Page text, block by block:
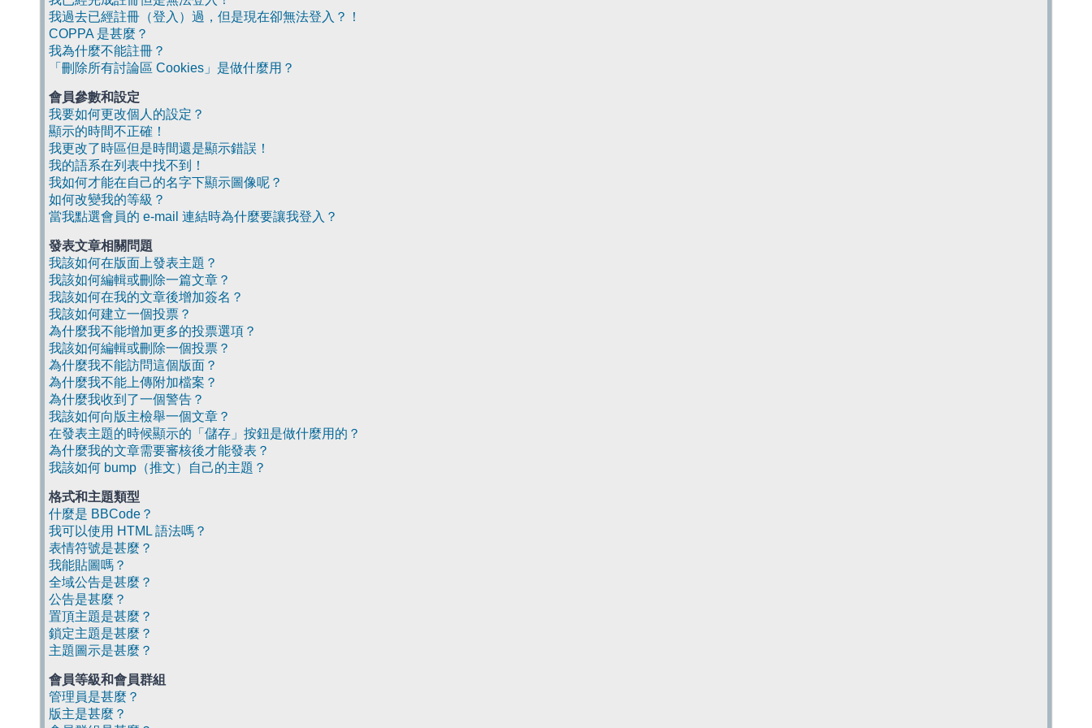
我過去已經註冊（登入）過，但是現在卻無法登入？！
COPPA 是甚麼？
我為什麼不能註冊？
「刪除所有討論區 Cookies」是做什麼用？
會員參數和設定
我要如何更改個人的設定？
顯示的時間不正確！
我更改了時區但是時間還是顯示錯誤！
我的語系在列表中找不到！
我如何才能在自己的名字下顯示圖像呢？
如何改變我的等級？
當我點選會員的 e-mail 連結時為什麼要讓我登入？
發表文章相關問題
我該如何在版面上發表主題？
我該如何編輯或刪除一篇文章？
我該如何在我的文章後增加簽名？
我該如何建立一個投票？
為什麼我不能增加更多的投票選項？
我該如何編輯或刪除一個投票？
為什麼我不能訪問這個版面？
為什麼我不能上傳附加檔案？
為什麼我收到了一個警告？
我該如何向版主檢舉一個文章？
在發表主題的時候顯示的「儲存」按鈕是做什麼用的？
為什麼我的文章需要審核後才能發表？
我該如何 bump（推文）自己的主題？
格式和主題類型
什麼是 BBCode？
我可以使用 HTML 語法嗎？
表情符號是甚麼？
我能貼圖嗎？
全域公告是甚麼？
公告是甚麼？
置頂主題是甚麼？
鎖定主題是甚麼？
主題圖示是甚麼？
會員等級和會員群組
管理員是甚麼？
版主是甚麼？